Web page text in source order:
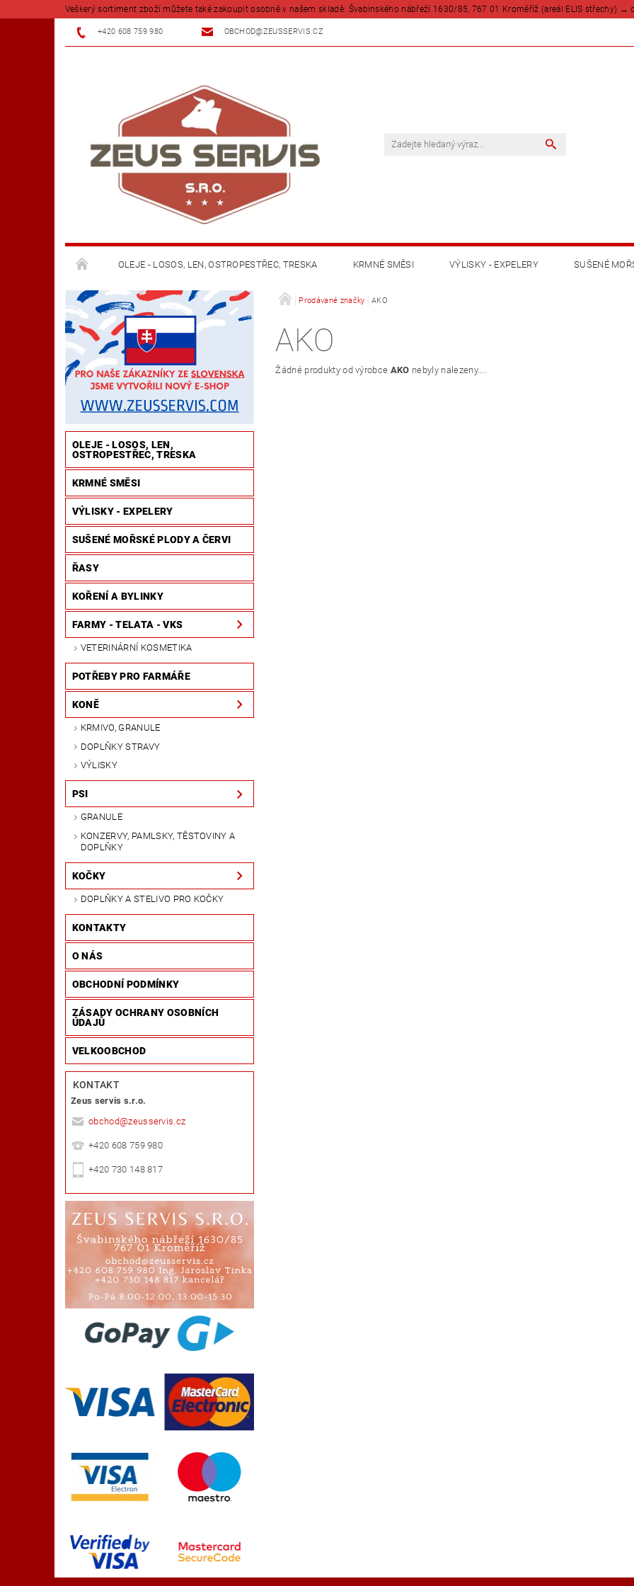
Veškerý sortiment zboží můžete také zakoupit osobně v našem skladě: Švabinského nábřeží 1630/85, 767 01 Kroměříž (areál ELIS střechy)
+420 608 759 980 OBCHOD@ZEUSSERVIS.CZ
OLEJE - LOSOS, LEN, OSTROPESTŘEC, TRESKA KRMNÉ SMĚSI VÝLISKY - EXPELERY SUŠENÉ
KOŘENÍ A BYLINKY FARMY - TELATA - VKS POTŘEBY PRO FARMÁŘE
OBCHODNÍ PODMÍNKY ZÁSADY OCHRANY OSOBNÍCH ÚDAJŮ
ZÁSADY OCHRANY OSOBNÍCH ÚDAJŮ VELKOOBCHOD
OLEJE - LOSOS, LEN,
OSTROPESTŘEC, TRESKA
KRMNÉ SMĚSI
VÝLISKY - EXPELERY
SUŠENÉ MOŘSKÉ PLODY A ČERVI
ŘASY
KOŘENÍ A BYLINKY
FARMY - TELATA - VKS
VETERINÁRNÍ KOSMETIKA
POTŘEBY PRO FARMÁŘE
KONĚ
KRMIVO, GRANULE
DOPLŇKY STRAVY
VÝLISKY
PSI
GRANULE
KONZERVY, PAMLSKY, TĚSTOVINY A
DOPLŇKY
KOČKY
DOPLŇKY A STELIVO PRO KOČKY
KONTAKTY
O NÁS
OBCHODNÍ PODMÍNKY
ZÁSADY OCHRANY OSOBNÍCH
ÚDAJŮ
VELKOOBCHOD
KONTAKT
Zeus servis s.r.o.
obchod@zeusservis.cz
+420 608 759 980
+420 730 148 817
Prodávané značky AKO
AKO
Žádné produkty od výrobce AKO nebyly nalezeny....